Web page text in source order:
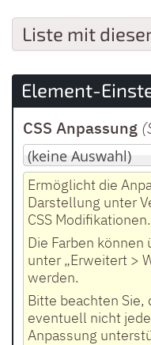
Liste mit
Element-
CSS Anpassung
Ermöglicht die
Darstellung unter
CSS Modifikationen.
Die Farben
unter „Erweitert >
werden.
Bitte beachten Sie,
eventuell nicht
Anpassung